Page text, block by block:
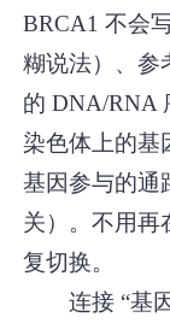
BRCA1 不会
糊说法）、参
的 DNA/RNA
染色体上的基
基因参与的通
关）。不用再
复切换。
连接 “基